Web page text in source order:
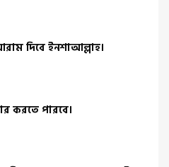
দিবে ইনশাআল্লাহ।
করতে পারবে।